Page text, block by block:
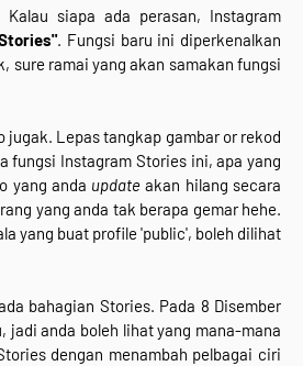
siapa ada perasan, Instagram
. Fungsi baru ini diperkenalkan
sure ramai yang akan samakan fungsi
jugak. Lepas tangkap gambar or rekod
fungsi Instagram Stories ini, apa yang
yang anda update akan hilang secara
yang anda tak berapa gemar hehe.
yang buat profile 'public', boleh dilihat
bahagian Stories. Pada 8 Disember
jadi anda boleh lihat yang mana-mana
dengan menambah pelbagai ciri